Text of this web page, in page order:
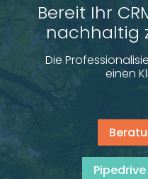
Bereit Ihr
nachhaltig
Die
einen